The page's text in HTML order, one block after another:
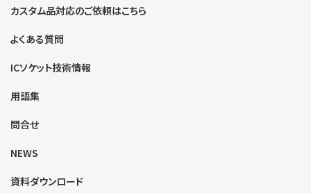
カスタム品対応のご依頼はこちら
よくある質問
ICソケット技術情報
用語集
問合せ
NEWS
資料ダウンロード